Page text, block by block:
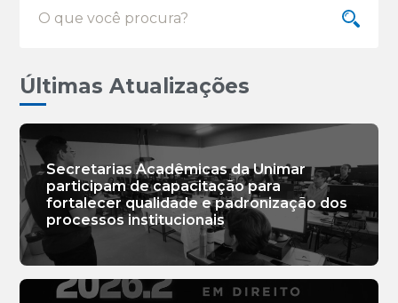
Últimas Atualizações
Secretarias Acadêmicas da Unimar
participam de capacitação para
fortalecer qualidade e padronização dos
processos institucionais